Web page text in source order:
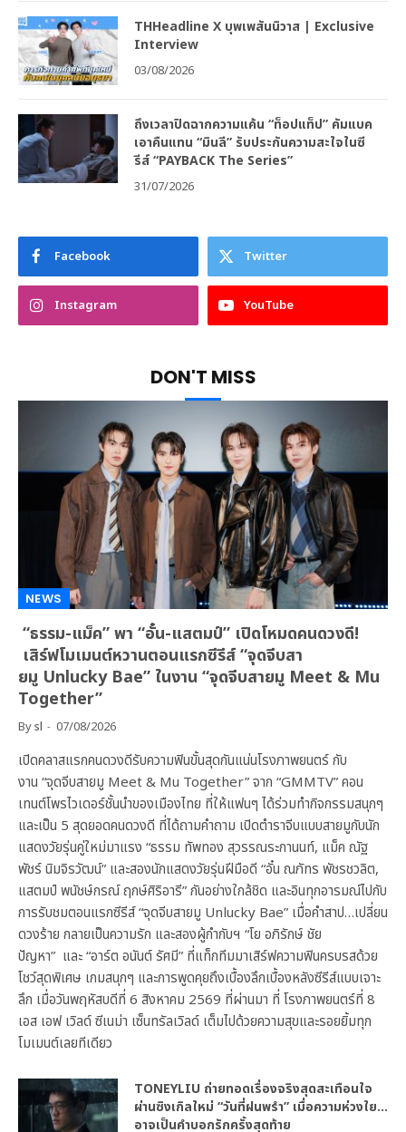
THHeadline X บุพเพสันนิวาส | Exclusive
Interview
03/08/2026
ถึงเวลาปิดฉากความแค้น “ท็อปแท็ป” คัมแบค
เอาคืนแทน “มินลี” รับประกันความสะใจในซี
รีส์ “PAYBACK The Series”
31/07/2026
Facebook Twitter
Instagram YouTube
DON'T MISS
NEWS
“ธรรม-แม็ค” พา “อั๋น-แสตมป์” เปิดโหมดคนดวงดี!
เสิร์ฟโมเมนต์หวานตอนแรกซีรีส์ “จุดจีบสา
ยมู Unlucky Bae” ในงาน “จุดจีบสายมู Meet & Mu
Together”
Bysl 07/08/2026
เปิดคลาสแรกคนดวงดีรับความฟินขั้นสุดกันแน่นโรงภาพยนตร์ กับ
งาน “จุดจีบสายมู Meet & Mu Together” จาก “GMMTV” คอน
เทนต์โพรไวเดอร์ชั้นนำของเมืองไทย ที่ให้แฟนๆ ได้ร่วมทำกิจกรรมสนุกๆ
และเป็น 5 สุดยอดคนดวงดี ที่ได้ถามคำถาม เปิดตำราจีบแบบสายมูกับนัก
แสดงวัยรุ่นคู่ใหม่มาแรง “ธรรม ทัพทอง สุวรรณระกานนท์, แม็ค ณัฐ
พัชร์ นิมจิรวัฒน์” และสองนักแสดงวัยรุ่นฝีมือดี “อั๋น ณภัทร พัชรชวลิต,
แสตมป์ พนัชษ์กรณ์ ฤกษ์ศิริอารี” กันอย่างใกล้ชิด และอินทุกอารมณ์ไปกับ
การรับชมตอนแรกซีรีส์ “จุดจีบสายมู Unlucky Bae” เมื่อคำสาป…เปลี่ยน
ดวงร้าย กลายเป็นความรัก และสองผู้กำกับฯ “โย อภิรักษ์ ชัย
ปัญหา” และ “อาร์ต อนันต์ รัศมี” ที่แท็กทีมมาเสิร์ฟความฟินครบรสด้วย
โชว์สุดพิเศษ เกมสนุกๆ และการพูดคุยถึงเบื้องลึกเบื้องหลังซีรีส์แบบเจาะ
ลึก เมื่อวันพฤหัสบดีที่ 6 สิงหาคม 2569 ที่ผ่านมา ที่ โรงภาพยนตร์ที่ 8
เอส เอฟ เวิลด์ ซีเนม่า เซ็นทรัลเวิลด์ เต็มไปด้วยความสุขและรอยยิ้มทุก
โมเมนต์เลยทีเดียว
TONEYLIU ถ่ายทอดเรื่องจริงสุดสะเทือนใจ
ผ่านซิงเกิลใหม่ “วันที่ฝนพรำ” เมื่อความห่วงใย…
อาจเป็นคำบอกรักครั้งสุดท้าย